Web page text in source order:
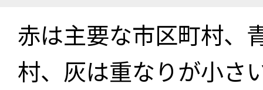
赤は主要な市区町村、
村、灰は重なりが小さ